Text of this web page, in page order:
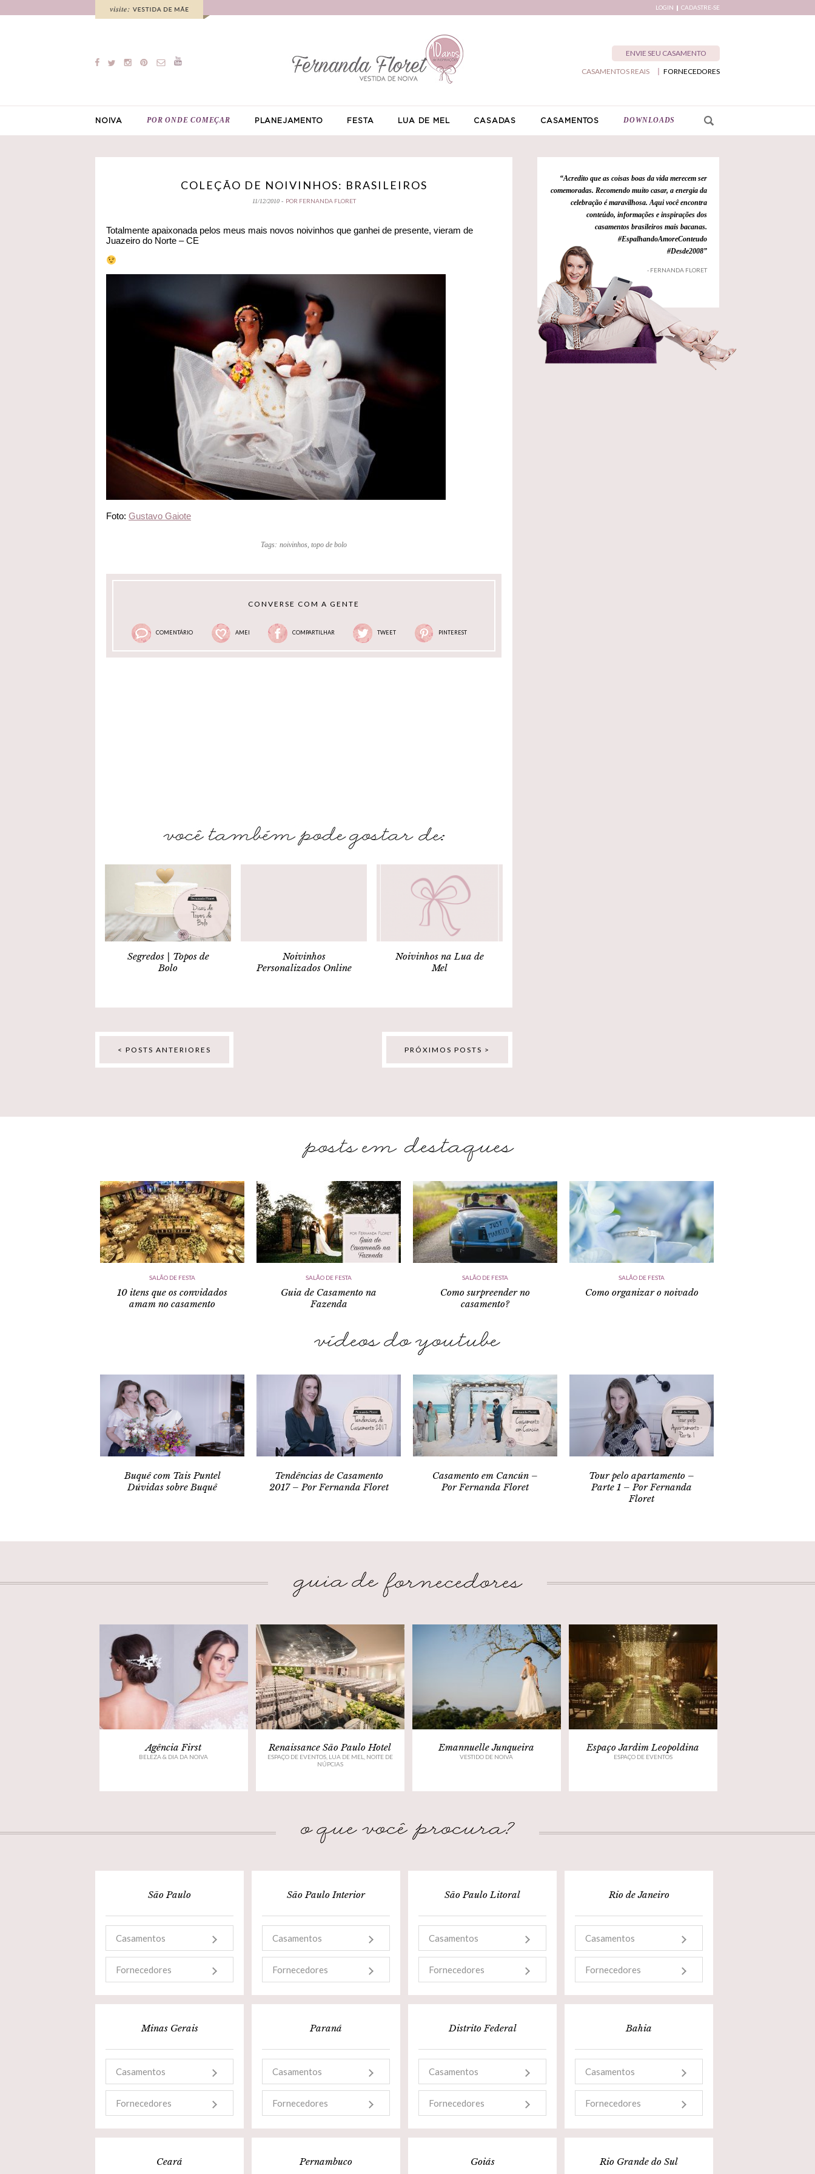
LOGIN CADASTRE-SE
ENVIE SEU CASAMENTO
FORNECEDORES
CASAMENTOS REAIS
NOIVA POR ONDE COMEÇAR PLANEJAMENTO FESTA LUA DE MEL CASADAS CASAMENTOS DOWNLOADS
COLEÇÃO DE NOIVINHOS: BRASILEIROS
11/12/2010 - POR FERNANDA FLORET
Totalmente apaixonada pelos meus mais novos noivinhos que ganhei de presente, vieram de
Juazeiro do Norte – CE
Foto: Gustavo Gaiote
Tags: noivinhos, topo de bolo
CONVERSE COM A GENTE
COMENTÁRIO AMEI COMPARTILHAR TWEET PINTEREST
Segredos | Topos de
Bolo
Noivinhos
Personalizados Online
Noivinhos na Lua de
Mel
< POSTS ANTERIORES PRÓXIMOS POSTS >
“Acredito que as coisas boas da vida merecem ser
comemoradas. Recomendo muito casar, a energia da
celebração é maravilhosa. Aqui você encontra
conteúdo, informações e inspirações dos
casamentos brasileiros mais bacanas.
#EspalhandoAmoreConteudo
#Desde2008”
- FERNANDA FLORET
SALÃO DE FESTA
10 itens que os convidados
amam no casamento
SALÃO DE FESTA
Guia de Casamento na
Fazenda
SALÃO DE FESTA
Como surpreender no
casamento?
SALÃO DE FESTA
Como organizar o noivado
Buquê com Tais Puntel
Dúvidas sobre Buquê
Tendências de Casamento
2017 – Por Fernanda Floret
Casamento em Cancún –
Por Fernanda Floret
Tour pelo apartamento –
Parte 1 – Por Fernanda
Floret
Agência First
BELEZA & DIA DA NOIVA
Renaissance São Paulo Hotel
ESPAÇO DE EVENTOS, LUA DE MEL, NOITE DE
NÚPCIAS
Emannuelle Junqueira
VESTIDO DE NOIVA
Espaço Jardim Leopoldina
ESPAÇO DE EVENTOS
São Paulo
Casamentos
Fornecedores
São Paulo Interior
Casamentos
Fornecedores
São Paulo Litoral
Casamentos
Fornecedores
Rio de Janeiro
Casamentos
Fornecedores
Minas Gerais
Casamentos
Fornecedores
Paraná
Casamentos
Fornecedores
Distrito Federal
Casamentos
Fornecedores
Bahia
Casamentos
Fornecedores
Ceará Pernambuco Goiás Rio Grande do Sul